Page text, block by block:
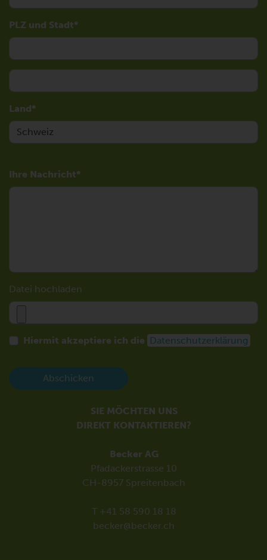
PLZ und Stadt
Land
Ihre Nachricht
Datei hochladen
Hiermit akzeptiere ich die Datenschutzerklärung
Abschicken
SIE MÖCHTEN UNS
DIREKT KONTAKTIEREN?
Becker AG
Pfadackerstrasse 10
CH-8957 Spreitenbach
T +41 58 590 18 18
becker@becker.ch